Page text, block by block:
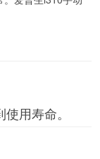
用寿命。